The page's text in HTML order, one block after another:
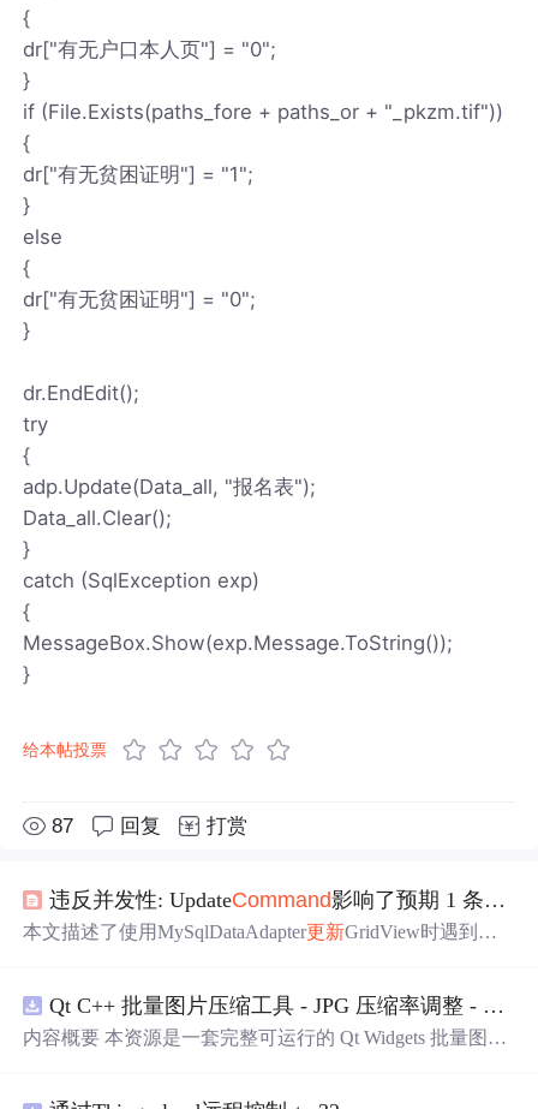
{
dr["有无户口本人页"] = "0";
}
if (File.Exists(paths_fore + paths_or + "_pkzm.tif"))
{
dr["有无贫困证明"] = "1";
}
else
{
dr["有无贫困证明"] = "0";
}
dr.EndEdit();
try
{
adp.Update(Data_all, "报名表");
Data_all.Clear();
}
catch (SqlException exp)
{
MessageBox.Show(exp.Message.ToString());
}
给本帖投票
87 回复 打赏
违反并发性: UpdateCommand影响了预期 1 条记录中的 0 条
本文描述了使用MySqlDataAdapter更新GridView时遇到的
步 更新。解决方法为删除ID列，采用其他列作为主键。Qt C++ 批量图片压缩工具 - JPG 压缩率调整 - 批量修改分辨率 - 本地图片批处理（源码）
内容概要 本资源是一套完整可运行的 Qt Widgets 批量图片